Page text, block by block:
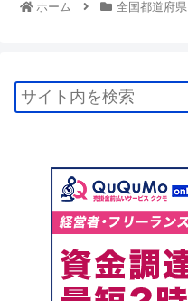
ホーム 全国都道府県